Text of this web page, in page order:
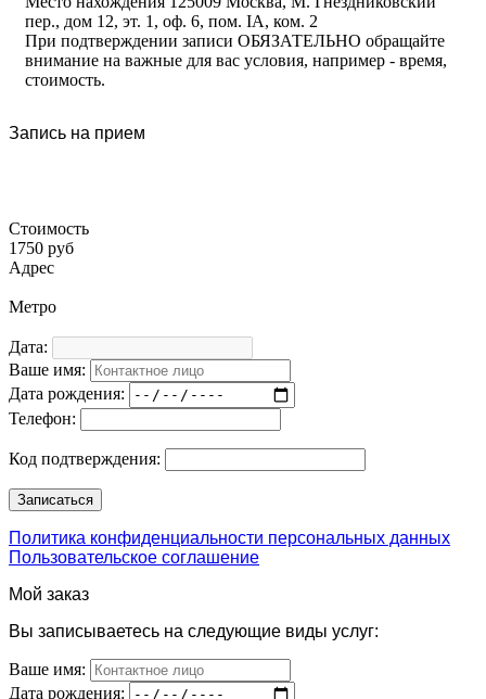
пер., дом 12, эт. 1, оф. 6, пом. IA, ком. 2
При подтверждении записи ОБЯЗАТЕЛЬНО обращайте
внимание на важные для вас условия, например - время,
стоимость.
Запись на прием
Стоимость
1750 руб
Адрес
Метро
Дата:
Ваше имя:
Дата рождения:
Телефон:
Код подтверждения:
Политика конфиденциальности персональных данных
Пользовательское соглашение
Мой заказ
Вы записываетесь на следующие виды услуг:
Ваше имя:
Дата рождения: